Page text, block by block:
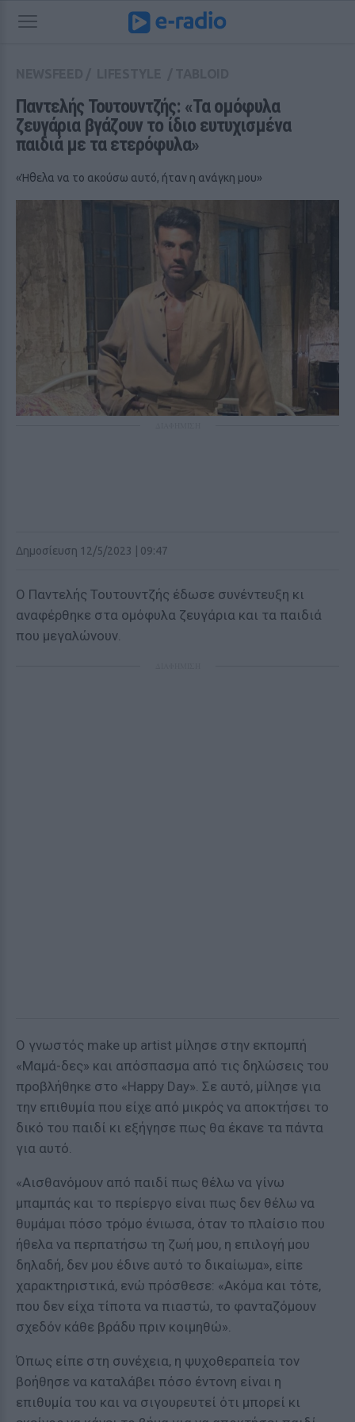
Παντελής Τουτουντζής: «Τα ομόφυλα
ζευγάρια βγάζουν το ίδιο ευτυχισμένα
παιδιά με τα ετερόφυλα»
«Ήθελα να το ακούσω αυτό, ήταν η ανάγκη μου»
Δημοσίευση 12/5/2023 | 09:47
Ο Παντελής Τουτουντζής έδωσε συνέντευξη κι
αναφέρθηκε στα ομόφυλα ζευγάρια και τα παιδιά
που μεγαλώνουν.
Ο γνωστός make up artist μίλησε στην εκπομπή
«Μαμά-δες» και απόσπασμα από τις δηλώσεις του
προβλήθηκε στο «Happy Day». Σε αυτό, μίλησε για
την επιθυμία που είχε από μικρός να αποκτήσει το
δικό του παιδί κι εξήγησε πως θα έκανε τα πάντα
για αυτό.
«Αισθανόμουν από παιδί πως θέλω να γίνω
μπαμπάς και το περίεργο είναι πως δεν θέλω να
θυμάμαι πόσο τρόμο ένιωσα, όταν το πλαίσιο που
ήθελα να περπατήσω τη ζωή μου, η επιλογή μου
δηλαδή, δεν μου έδινε αυτό το δικαίωμα», είπε
χαρακτηριστικά, ενώ πρόσθεσε: «Ακόμα και τότε,
που δεν είχα τίποτα να πιαστώ, το φανταζόμουν
σχεδόν κάθε βράδυ πριν κοιμηθώ».
Όπως είπε στη συνέχεια, η ψυχοθεραπεία τον
βοήθησε να καταλάβει πόσο έντονη είναι η
επιθυμία του και να σιγουρευτεί ότι μπορεί κι